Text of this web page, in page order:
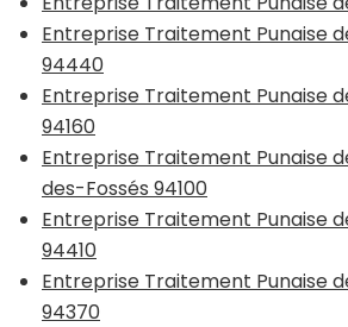
Entreprise Traitement Punaise
94440
Entreprise Traitement Punaise
94160
Entreprise Traitement Punaise
des-Fossés 94100
Entreprise Traitement Punaise
94410
Entreprise Traitement Punaise
94370